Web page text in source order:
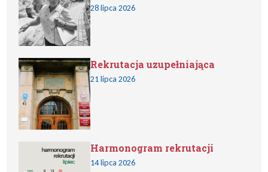
28 lipca 2026
Rekrutacja uzupełniająca
21 lipca 2026
Harmonogram rekrutacji
14 lipca 2026